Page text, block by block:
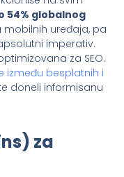
54% globalnog
mobilnih uređaja, pa
imperativ.
za SEO.
između besplatnih i
doneli informisanu
za